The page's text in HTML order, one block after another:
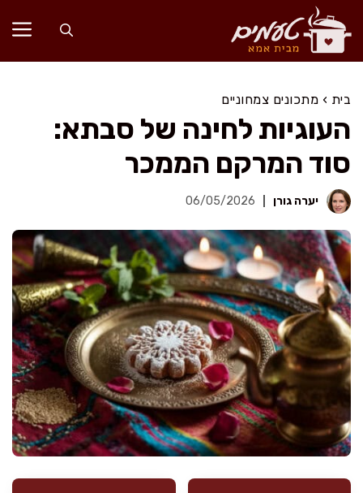
לדלג
לתוכן
בית › מתכונים צמחוניים
העוגיות לחינה של סבתא:
סוד המרקם הממכר
יערה גורן 06/05/2026